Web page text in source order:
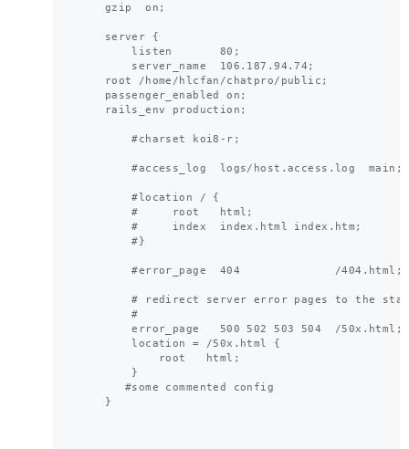
    gzip  on;
    server {
        listen       80;
        server_name  106.187.94.74;
    root /home/hlcfan/chatpro/public;
    passenger_enabled on;
    rails_env production;
        #charset koi8-r;
        #access_log  logs/host.access.log  main;
        #location / {
        #     root   html;
        #     index  index.html index.htm;
        #}
        #error_page  404              /404.html;
# redirect server error pages to the
        #
        error_page   500 502 503 504  /50x.html;
        location = /50x.html {
            root   html;
        }
       #some commented config
    }